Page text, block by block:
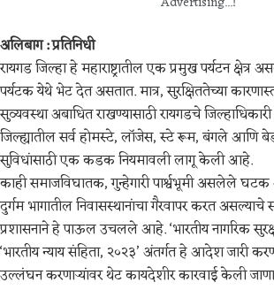
अलिबाग : प्रतिनिधी
रायगड जिल्हा हे महाराष्ट्रातील एक प्रमुख पर्यटन क्षेत्र
पर्यटक येथे भेट देत असतात. मात्र, सुरक्षिततेच्या
सुव्यवस्था अबाधित राखण्यासाठी रायगडचे
जिल्ह्यातील सर्व होमस्टे, लॉजेस, स्टे रूम, बंगले आणि
सुविधांसाठी एक कडक नियमावली लागू केली आहे.
काही समाजविघातक, गुन्हेगारी पार्श्वभूमी असलेले
दुर्गम भागातील निवासस्थानांचा गैरवापर करत
प्रशासनाने हे पाऊल उचलले आहे. ‘भारतीय नागरिक
‘भारतीय न्याय संहिता, २०२३’ अंतर्गत हे आदेश जारी
उल्लंघन करणाऱ्यांवर थेट कायदेशीर कारवाई केली